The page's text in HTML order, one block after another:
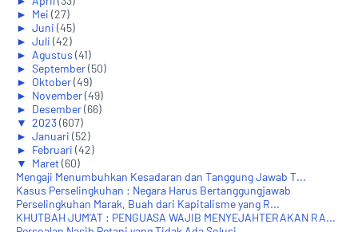
► Mei (27)
► Juni (45)
► Juli (42)
► Agustus (41)
► September(50)
► Oktober(49)
► November(49)
► Desember(66)
▼ 2023(607)
► Januari (52)
► Februari (42)
▼ Maret(60)
Mengaji Menumbuhkan Kesadaran dan Tanggung Jawab T...
Kasus Perselingkuhan : Negara Harus Bertanggungjawab
Perselingkuhan Marak, Buah dari Kapitalisme yang R...
KHUTBAH JUM'AT : PENGUASA WAJIB MENYEJAHTERAKAN RA...